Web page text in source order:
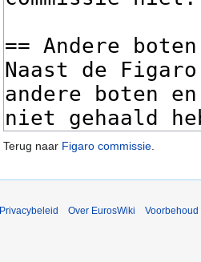
Terug naar Figaro commissie
Privacybeleid Over EurosWiki Voorbehoud